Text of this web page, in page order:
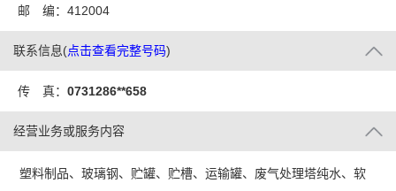
邮 编：412004
联系信息(点击查看完整号码)
传 真： 0731286**658
经营业务或服务内容
塑料制品、玻璃钢、贮罐、贮槽、运输罐、废气处理塔纯水、软